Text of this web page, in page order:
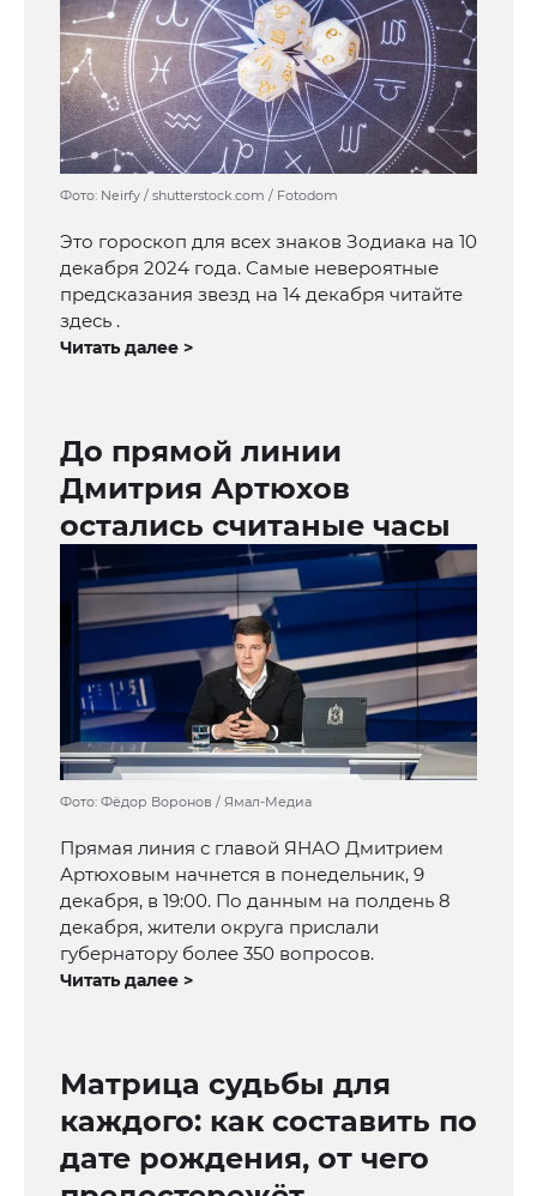
Фото: Neirfy / shutterstock.com / Fotodom
Это гороскоп для всех знаков Зодиака на 10
декабря 2024 года. Самые невероятные
предсказания звезд на 14 декабря читайте
здесь .
Читать далее >
До прямой линии
Дмитрия Артюхов
остались считаные часы
Фото: Фёдор Воронов / Ямал-Медиа
Прямая линия с главой ЯНАО Дмитрием
Артюховым начнется в понедельник, 9
декабря, в 19:00. По данным на полдень 8
декабря, жители округа прислали
губернатору более 350 вопросов.
Читать далее >
Матрица судьбы для
каждого: как составить по
дате рождения, от чего